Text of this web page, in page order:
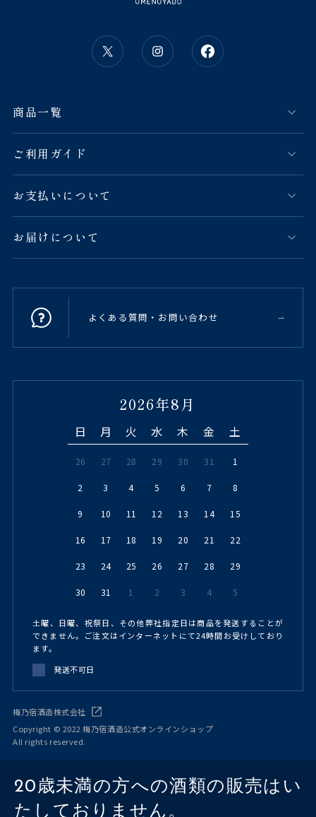
商品一覧
ご利用ガイド
お支払いについて
お届けについて
よくある質問・お問い合わせ
2026年8月
日 月 火 水 木 金 土
26 27 28 29 30 31 1
2 3 4 5 6 7 8
9 10 11 12 13 14 15
16 17 18 19 20 21 22
23 24 25 26 27 28 29
30 31 1 2 3 4 5
土曜、日曜、祝祭日、その他弊社指定日は商品を発送することが
できません。ご注文はインターネットにて24時間お受けしており
ます。
発送不可日
梅乃宿酒造株式会社
Copyright © 2022 梅乃宿酒造公式オンラインショップ
All rights reserved.
20歳未満の方への酒類の販売はい
たしておりません。